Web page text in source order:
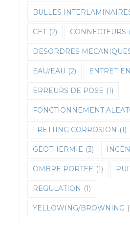
BULLES
CET (2) CONNECTEURS
DESORDRES
EAU/EAU (2) ENTRETIEN
ERREURS DE POSE (1)
FONCTIONNEMENT
FRETTING CORROSION (1)
GEOTHERMIE (3)
OMBRE PORTEE (1)
REGULATION (1)
YELLOWING/BROWNING